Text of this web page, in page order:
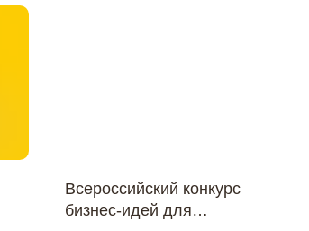
Всероссийский конкурс
бизнес-идей для